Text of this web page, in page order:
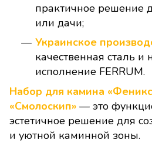
практичное решение
или дачи;
Украинское
качественная сталь и
исполнение FERRUM.
Набор для камина
«Смолоскип» — это
эстетичное решение для
и уютной каминной зоны.